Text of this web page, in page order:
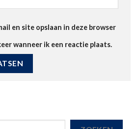
en site opslaan in deze browser
wanneer ik een reactie plaats.